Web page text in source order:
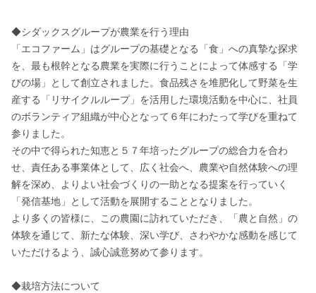
◆シダックスグループが農業を行う理由
「エコファーム」はグループの基礎となる「食」への真摯な探求
を、最も根幹となる農業を実際に行うことによって体感する「学
びの場」として創立されました。食品残さを堆肥化して野菜を生
産する「リサイクルループ」を活用した環境活動を中心に、社員
のボランティア組織が中心となって６年にわたって学びを重ねて
参りました。
その中で得られた知恵と５７年培ったグループの総合力を合わ
せ、責任ある事業体として、広く社会へ、農業や自然体験への理
解を深め、よりよい社会づくりの一助となる提案を行っていく
「発信基地」として活動を展開することとなりました。
より多くの皆様に、この農園に訪れていただき、「農と自然」の
体験を通じて、新たな体験、深い学び、さわやかな感動を感じて
いただけるよう、誠心誠意努めて参ります。
◆栽培方法について